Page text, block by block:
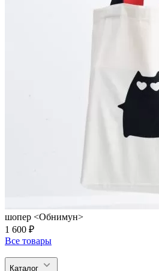
шопер <Обнимун>
1 600 ₽
Все товары
Каталог